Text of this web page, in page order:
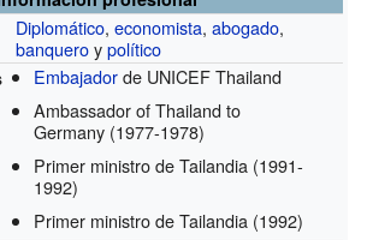
Diplomático,economista,abogado,
banqueroypolítico
Embajadorde UNICEF Thailand
Ambassador of Thailand to
Germany (1977-1978)
Primer ministro de Tailandia (1991-
1992)
Primer ministro de Tailandia (1992)